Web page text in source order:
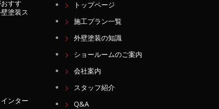
すす
塗装ス
ンター
トップページ
施工プラン一覧
外壁塗装の知識
ショールームのご案内
会社案内
スタッフ紹介
Q&A